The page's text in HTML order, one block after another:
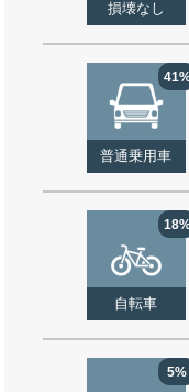
損壊なし
普通乗用車
自転車
5%